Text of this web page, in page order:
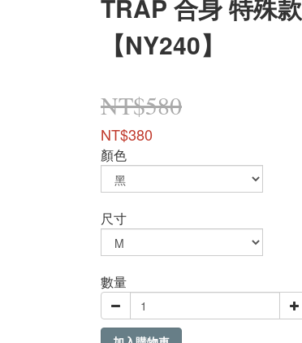
TRAP 合身 特殊款
【NY240】
NT$580
NT$380
顏色
尺寸
數量